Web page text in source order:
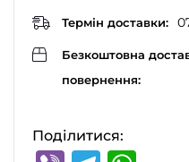
Термін доставки:
Безкоштовна
повернення:
Поділитися: